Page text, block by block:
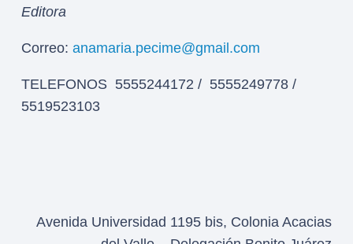
Editora
Correo: anamaria.pecime@gmail.com
TELEFONOS 5555244172 / 5555249778 /
5519523103
Avenida Universidad 1195 bis, Colonia Acacias